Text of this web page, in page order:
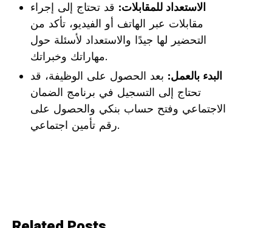
الاستعداد للمقابلات: قد تحتاج إلى إجراء
مقابلات عبر الهاتف أو الفيديو، تأكد من
التحضير لها جيدًا والاستعداد لأسئلة حول
مهاراتك وخبراتك.
البدء بالعمل: بعد الحصول على الوظيفة، قد
تحتاج إلى التسجيل في برنامج الضمان
الاجتماعي وفتح حساب بنكي والحصول على
رقم تأمين اجتماعي.